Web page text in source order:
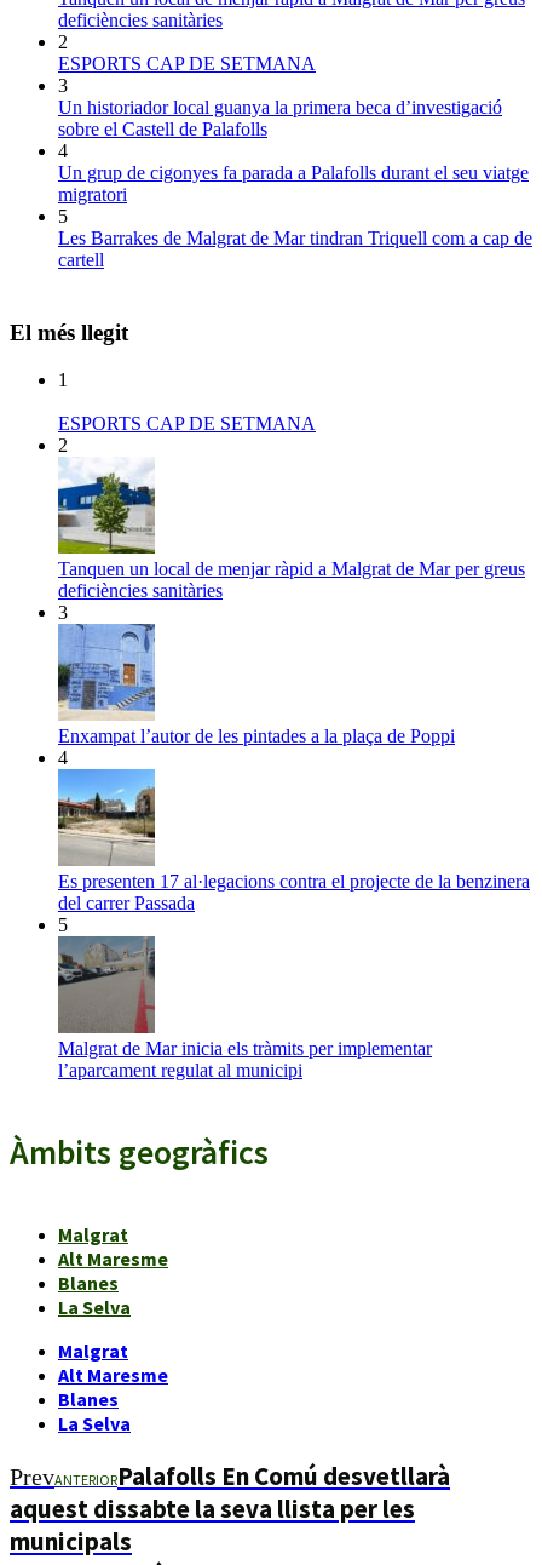
deficiències sanitàries
2
ESPORTS CAP DE SETMANA
3
Un historiador local guanya la primera beca d’investigació
sobre el Castell de Palafolls
4
Un grup de cigonyes fa parada a Palafolls durant el seu viatge
migratori
5
Les Barrakes de Malgrat de Mar tindran Triquell com a cap de
cartell
El més llegit
1
ESPORTS CAP DE SETMANA
2
Tanquen un local de menjar ràpid a Malgrat de Mar per greus
deficiències sanitàries
3
Enxampat l’autor de les pintades a la plaça de Poppi
4
Es presenten 17 al·legacions contra el projecte de la benzinera
del carrer Passada
5
Malgrat de Mar inicia els tràmits per implementar
l’aparcament regulat al municipi
Àmbits geogràfics
Malgrat
Alt Maresme
Blanes
La Selva
Malgrat
Alt Maresme
Blanes
La Selva
PrevANTERIORPalafolls En Comú desvetllarà
aquest dissabte la seva llista per les
municipals